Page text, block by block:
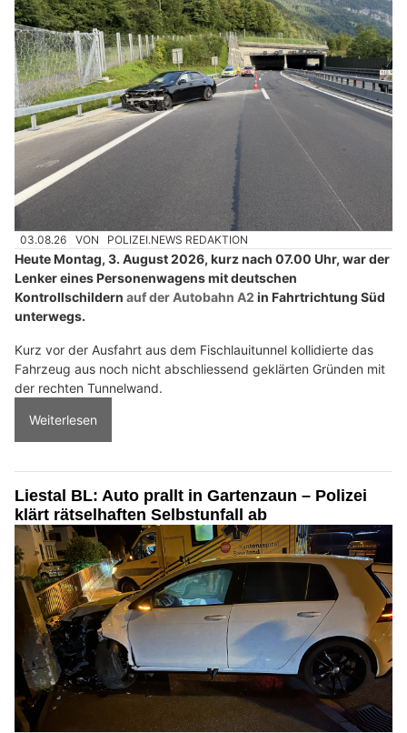
03.08.26 VON POLIZEI.NEWS REDAKTION
Heute Montag, 3. August 2026, kurz nach 07.00 Uhr, war der
Lenker eines Personenwagens mit deutschen
Kontrollschildern auf der Autobahn A2 in Fahrtrichtung Süd
unterwegs.
Kurz vor der Ausfahrt aus dem Fischlauitunnel kollidierte das
Fahrzeug aus noch nicht abschliessend geklärten Gründen mit
der rechten Tunnelwand.
Weiterlesen
Liestal BL: Auto prallt in Gartenzaun – Polizei
klärt rätselhaften Selbstunfall ab